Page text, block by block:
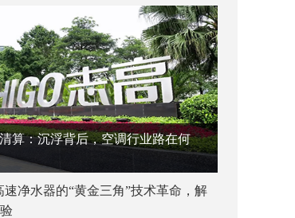
算：沉浮背后，空调行业路在何
速净水器的“黄金三角”技术革命，解